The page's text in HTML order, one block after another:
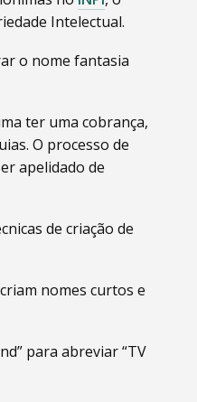
Intelectual.
o nome fantasia
ter uma cobrança,
O processo de
apelidado de
de criação de
nomes curtos e
para abreviar “TV